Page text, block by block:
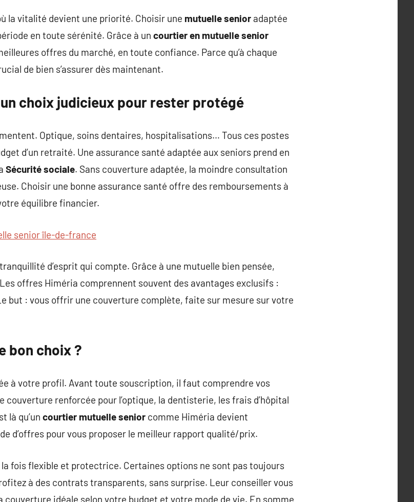
la vitalité devient une priorité. Choisir une mutuelle senior adaptée
en toute sérénité. Grâce à un courtier en mutuelle senior
offres du marché, en toute confiance. Parce qu’à chaque
de bien s’assurer dès maintenant.
choix judicieux pour rester protégé
Optique, soins dentaires, hospitalisations… Tous ces postes
d’un retraité. Une assurance santé adaptée aux seniors prend en
Sécurité sociale. Sans couverture adaptée, la moindre consultation
Choisir une bonne assurance santé offre des remboursements à
équilibre financier.
senior île-de-france
d’esprit qui compte. Grâce à une mutuelle bien pensée,
offres Himéria comprennent souvent des avantages exclusifs :
but : vous offrir une couverture complète, faite sur mesure sur votre
bon choix ?
à votre profil. Avant toute souscription, il faut comprendre vos
couverture renforcée pour l’optique, la dentisterie, les frais d’hôpital
là qu’un courtier mutuelle senior comme Himéria devient
d’offres pour vous proposer le meilleur rapport qualité/prix.
fois flexible et protectrice. Certaines options ne sont pas toujours
à des contrats transparents, sans surprise. Leur conseiller vous
idéale selon votre budget et votre mode de vie. En somme